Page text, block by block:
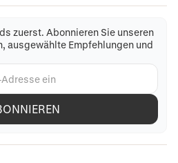
zuerst. Abonnieren Sie unseren
ausgewählte Empfehlungen und